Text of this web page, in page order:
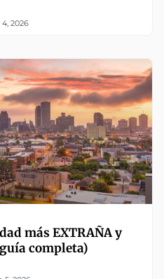
2026
más EXTRAÑA y
completa)